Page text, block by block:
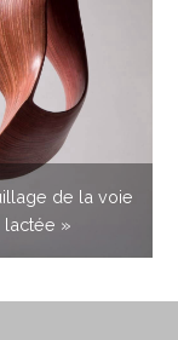
de la voie
lactée »